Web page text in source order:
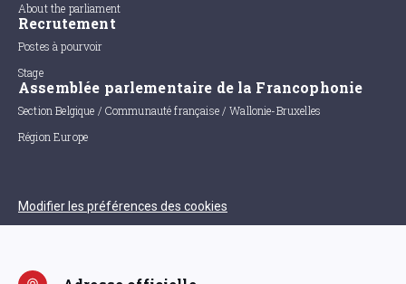
About the parliament
Recrutement
Postes à pourvoir
Stage
Assemblée parlementaire de la Francophonie
Section Belgique / Communauté française / Wallonie-Bruxelles
Région Europe
Modifier les préférences des cookies